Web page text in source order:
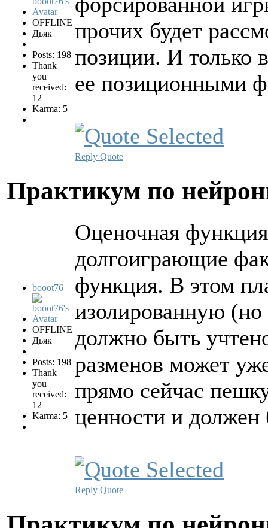
OFFLINE
Дьяк
Posts: 198
Thank
you
received:
12
Karma: 5
прочих будет
позиции. И только
ее позиционными
Reply Quote
Практикум по
booot76
OFFLINE
Дьяк
Posts: 198
Thank
you
received:
12
Karma: 5
Оценочная
долгоиграющие
функция. В этом
изолированную
должно быть
разменов может
прямо сейчас
ценности и должен
Reply Quote